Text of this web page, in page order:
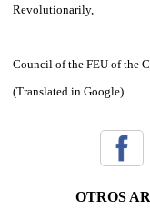
Revolutionarily,
Council of the FEU of the
(Translated in Google)
OTROS